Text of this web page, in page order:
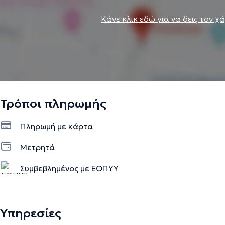
Κάνε κλικ εδώ για να δεις τον
Τρόποι πληρωμής
Πληρωμή με κάρτα
Μετρητά
Συμβεβλημένος με ΕΟΠΥΥ
Υπηρεσίες